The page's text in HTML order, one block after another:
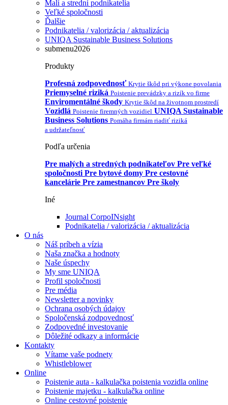
Malí a strední podnikatelia
Veľké spoločnosti
Ďalšie
Podnikatelia / valorizácia / aktualizácia
UNIQA Sustainable Business Solutions
submenu2026
Produkty
Profesná zodpovednosť Krytie škôd pri výkone povolania
Priemyselné riziká Poistenie prevádzky a rizík vo firme
Enviromentálné škody Krytie škôd na životnom prostredí
Vozidlá Poistenie firemných vozidiel UNIQA Sustainable
Business Solutions Pomáha firmám riadiť riziká
a udržateľnosť
Podľa určenia
Pre malých a stredných podnikateľov Pre veľké
spoločnosti Pre bytové domy Pre cestovné
kancelárie Pre zamestnancov Pre školy
Iné
Journal CorpoINsight
Podnikatelia / valorizácia / aktualizácia
O nás
Náš príbeh a vízia
Naša značka a hodnoty
Naše úspechy
My sme UNIQA
Profil spoločnosti
Pre média
Newsletter a novinky
Ochrana osobých údajov
Spoločenská zodpovednosť
Zodpovedné investovanie
Dôležité odkazy a informácie
Kontakty
Vítame vaše podnety
Whistleblower
Online
Poistenie auta - kalkulačka poistenia vozidla online
Poistenie majetku - kalkulačka online
Online cestovné poistenie